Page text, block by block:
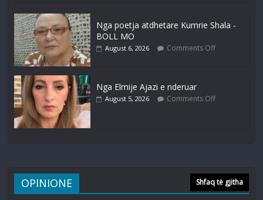
Nga poetja atdhetare Kumrie Shala -
BOLL MO
August 6, 2026 Comments Off
Nga Elmije Ajazi e nderuar
August 5, 2026 Comments Off
OPINIONE Shfaq të gjitha